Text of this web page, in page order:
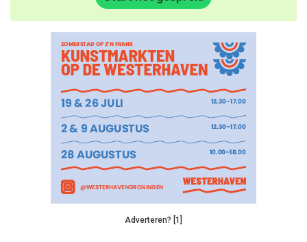
Adverteren? [1]